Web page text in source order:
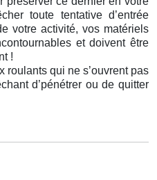
toute tentative d’entrée
votre activité, vos matériels
et doivent être
!
roulants qui ne s’ouvrent pas
d’pénétrer ou de quitter